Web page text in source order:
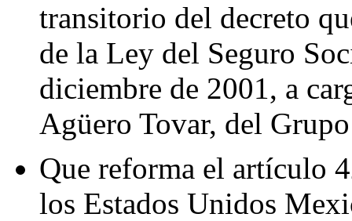
transitorio del decreto
de la Ley del Seguro
diciembre de 2001, a
Agüero Tovar, del
Que reforma el artículo
los Estados Unidos